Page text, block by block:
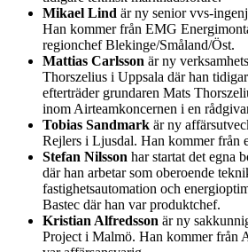
Mikael Lind är ny senior vvs-
Han kommer från EMG
regionchef Blekinge/Småland/Öst.
Mattias Carlsson är ny
Thorszelius i Uppsala där han
efterträder grundaren Mats
inom Airteamkoncernen i en
Tobias Sandmark är ny
Rejlers i Ljusdal. Han kommer från
Stefan Nilsson har startat det egna
där han arbetar som oberoende
fastighetsautomation och
Bastec där han var produktchef.
Kristian Alfredsson är ny
Project i Malmö. Han kommer från